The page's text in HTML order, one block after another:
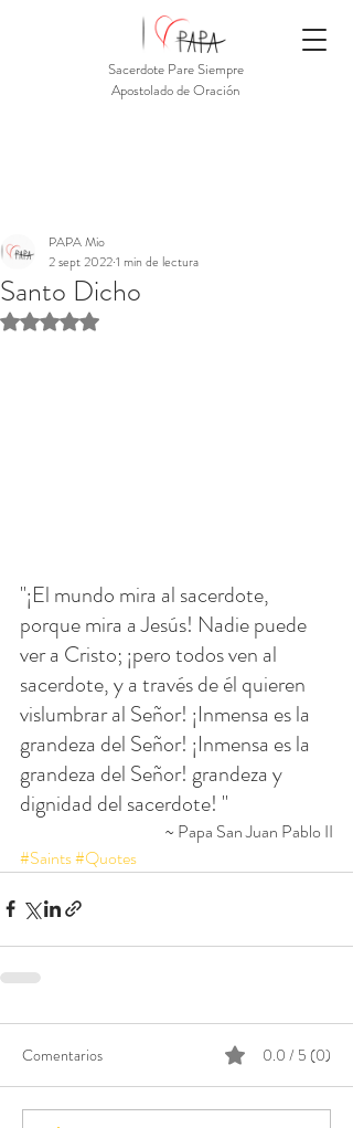
Sacerdote Pare Siempre
Apostolado de Oración
Santo Dicho
PAPA Mio
2 sept 20221 min de lectura
Obtuvo NaN de 5 estrellas.
"¡El mundo mira al sacerdote,
porque mira a Jesús! Nadie puede
ver a Cristo; ¡pero todos ven al
sacerdote, y a través de él quieren
vislumbrar al Señor! ¡Inmensa es la
grandeza del Señor! ¡Inmensa es la
grandeza del Señor! grandeza y
dignidad del sacerdote! "
~ Papa San Juan Pablo II
#Saints#Quotes
Comentarios 0.0 / 5 (0)